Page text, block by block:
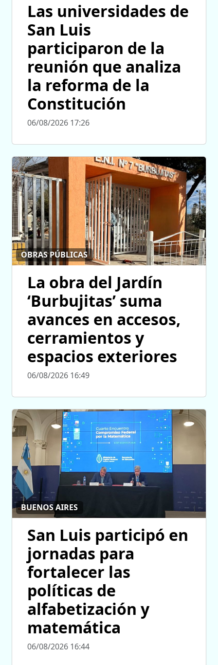
Las universidades de
San Luis
participaron de la
reunión que analiza
la reforma de la
Constitución
06/08/2026 17:26
OBRAS PÚBLICAS
La obra del Jardín
‘Burbujitas’ suma
avances en accesos,
cerramientos y
espacios exteriores
06/08/2026 16:49
BUENOS AIRES
San Luis participó en
jornadas para
fortalecer las
políticas de
alfabetización y
matemática
06/08/2026 16:44